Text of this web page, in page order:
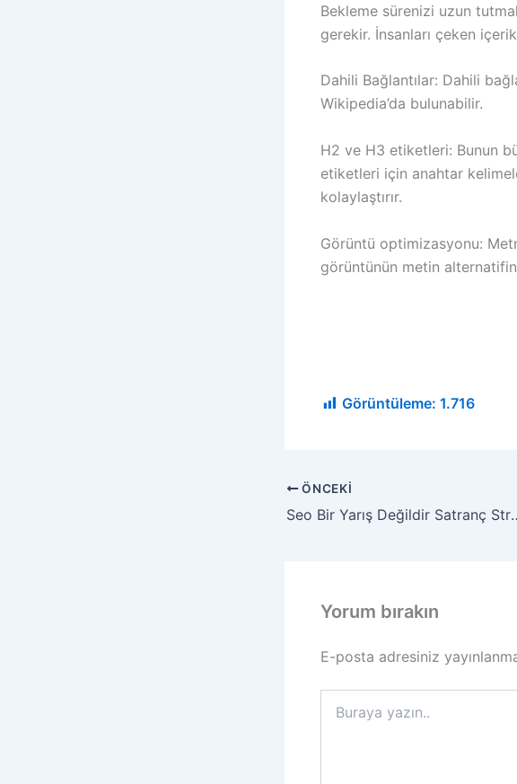
Bekleme sürenizi uzun
gerekir. İnsanları çeken
Dahili Bağlantılar: Dahili
Wikipedia’da bulunabilir.
H2 ve H3 etiketleri: Bunun
etiketleri için anahtar
kolaylaştırır.
Görüntü optimizasyonu:
görüntünün metin
Görüntüleme: 1.716
ÖNCEKI
Seo Bir Yarış Değildir
Yorum bırakın
E-posta adresiniz
yazın..